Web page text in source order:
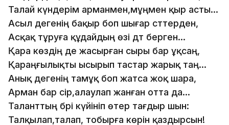
Талай күндерім арманмен,мұңмен қыр асты...
Асыл дегенің бақыр боп шығар сәттерден,
Асқақ тұруға құдайдың өзі дәт берген...
Қара көздің де жасырған сыры бар ұқсаң,
Қараңғылықты ысырып тастар жарық таң...
Анық дегенің тамұқ боп жатса жоқ шара,
Арман бар сірә,алаулап жанған отта да...
Таланттың бәрі күйініп өтер тағдыр шын:
Талқылап,талап, тобырға көрін қаздырсын!